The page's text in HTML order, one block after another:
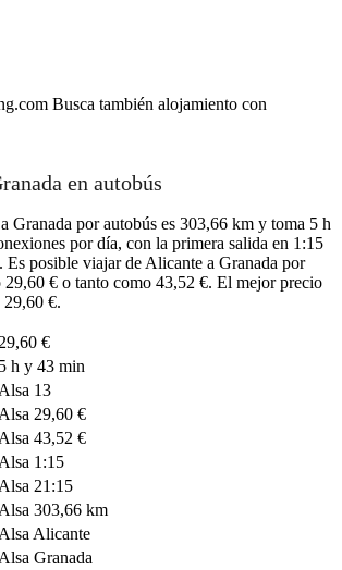
Busca también alojamiento con
en autobús
Granada por autobús es 303,66 km y toma 5 h
por día, con la primera salida en 1:15
posible viajar de Alicante a Granada por
29,60 € o tanto como 43,52 €. El mejor precio
29,60 €.
29,60 €
5 h y 43 min
Alsa 13
Alsa 29,60 €
Alsa 43,52 €
Alsa 1:15
Alsa 21:15
Alsa 303,66 km
Alsa Alicante
Alsa Granada